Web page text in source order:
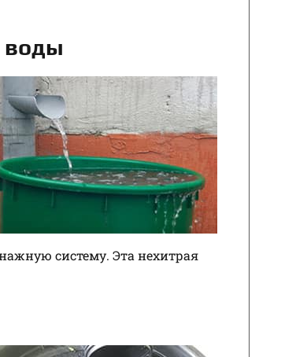
воды
систему. Эта нехитрая